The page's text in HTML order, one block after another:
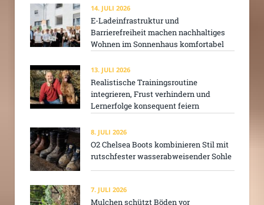
14. JULI 2026
E-Ladeinfrastruktur und
Barrierefreiheit machen nachhaltiges
Wohnen im Sonnenhaus komfortabel
13. JULI 2026
Realistische Trainingsroutine
integrieren, Frust verhindern und
Lernerfolge konsequent feiern
8. JULI 2026
O2 Chelsea Boots kombinieren Stil mit
rutschfester wasserabweisender Sohle
7. JULI 2026
Mulchen schützt Böden vor